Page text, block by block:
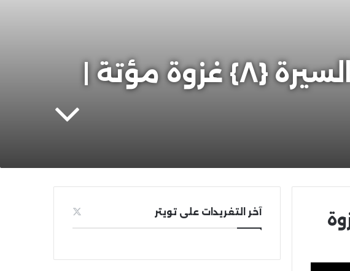
أبجديات الثقافة للجيل الصاعد (١١) | السيرة {٨} غزوة مؤتة |
| السيرة {٨} غزوة
آخر التغريدات على تويتر